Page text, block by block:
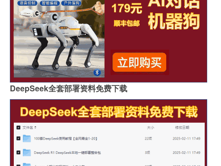
DeepSeek全套部署资料免费下载